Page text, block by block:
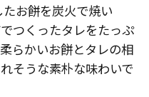
お餅を炭火で焼い
つくったタレをたっぷ
らかいお餅とタレの相
そうな素朴な味わいで